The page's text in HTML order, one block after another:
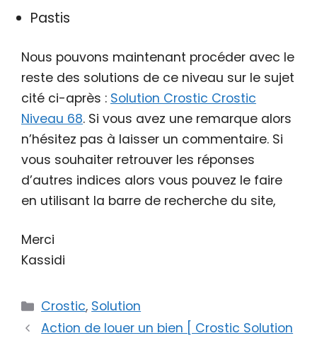
Pastis
Nous pouvons maintenant procéder avec le
reste des solutions de ce niveau sur le sujet
cité ci-après : Solution Crostic Crostic
Niveau 68. Si vous avez une remarque alors
n’hésitez pas à laisser un commentaire. Si
vous souhaiter retrouver les réponses
d’autres indices alors vous pouvez le faire
en utilisant la barre de recherche du site,
Merci
Kassidi
Catégories
Crostic, Solution
Action de louer un bien [ Crostic Solution